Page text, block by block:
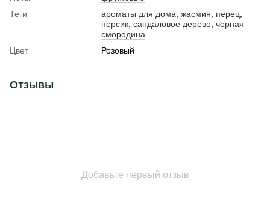
Теги
ароматы для дома жасмин перец
персик сандаловое дерево черная
смородина
Цвет
Розовый
Отзывы
Добавьте первый отзыв